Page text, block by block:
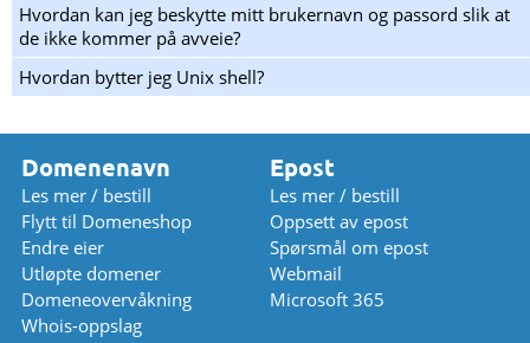
Hvordan kan jeg beskytte mitt brukernavn og passord slik at
de ikke kommer på avveie?
Hvordan bytter jeg Unix shell?
Domenenavn
Les mer / bestill
Flytt til Domeneshop
Endre eier
Utløpte domener
Domeneovervåkning
Whois-oppslag
Epost
Les mer / bestill
Oppsett av epost
Spørsmål om epost
Webmail
Microsoft 365